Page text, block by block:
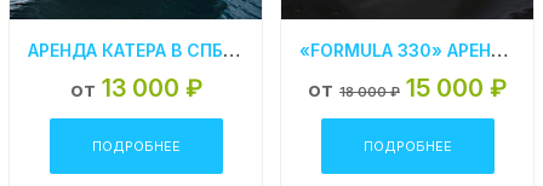
АРЕНДА КАТЕРА В СПБ «CHAPARRAL 330»
от 13 000 ₽
ПОДРОБНЕЕ
«FORMULA 330» АРЕНДА КАТЕРА В СПБ
от 18 000 ₽ 15 000 ₽
ПОДРОБНЕЕ